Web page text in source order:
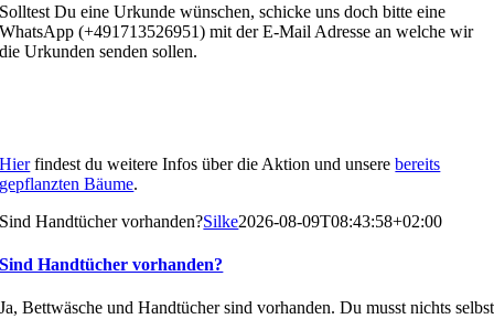
Solltest Du eine Urkunde wünschen, schicke uns doch bitte eine
WhatsApp (+491713526951) mit der E-Mail Adresse an welche wir
die Urkunden senden sollen.
Hierfindest du weitere Infos über die Aktion und unserebereits
gepflanzten Bäume.
Sind Handtücher vorhanden?Silke2026-08-09T08:43:58+02:00
Sind Handtücher vorhanden?
Ja, Bettwäsche und Handtücher sind vorhanden. Du musst nichts selbst